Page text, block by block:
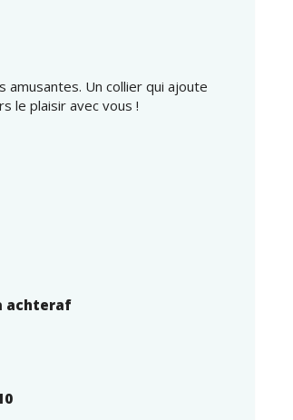
amusantes. Un collier qui ajoute
le plaisir avec vous !
achteraf